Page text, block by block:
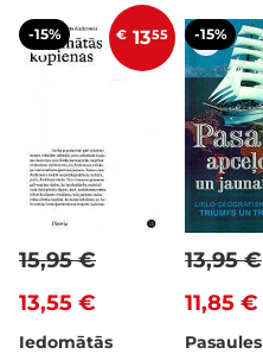
-15% € 1355
13,55 €
15,95 €
Iedomātās
-15%
11,85 €
13,95 €
Pasaules